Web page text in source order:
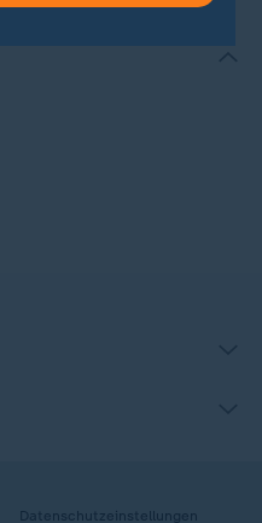
Datenschutzeinstellungen